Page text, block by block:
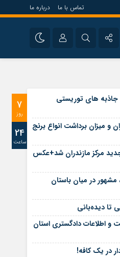
تماس با ما درباره ما
7
روز
24
ساعت
جاذبه های توریستی
و میزان برداشت انواع برنج
جدید مرکز مازندران شد+عکس
در میان باستان
تا دیده‌بانی
دادگستری استان
در یک کافه!